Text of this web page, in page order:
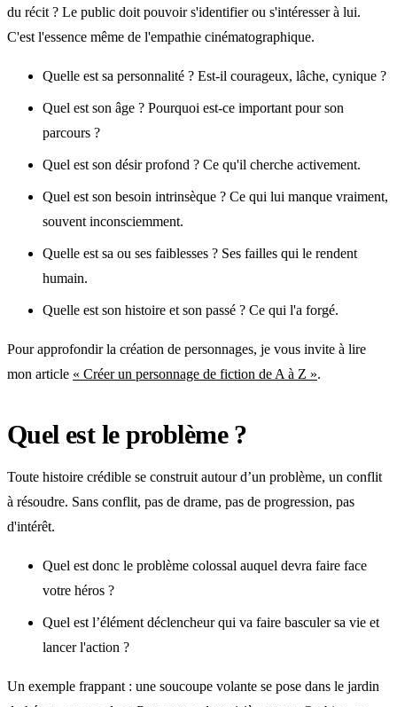
du récit ? Le public doit pouvoir s'identifier ou s'intéresser à lui.
C'est l'essence même de l'empathie cinématographique.
Quelle est sa personnalité ? Est-il courageux, lâche, cynique ?
Quel est son âge ? Pourquoi est-ce important pour son
parcours ?
Quel est son désir profond ? Ce qu'il cherche activement.
Quel est son besoin intrinsèque ? Ce qui lui manque vraiment,
souvent inconsciemment.
Quelle est sa ou ses faiblesses ? Ses failles qui le rendent
humain.
Quelle est son histoire et son passé ? Ce qui l'a forgé.
Pour approfondir la création de personnages, je vous invite à lire
mon article « Créer un personnage de fiction de A à Z ».
Quel est le problème ?
Toute histoire crédible se construit autour d’un problème, un conflit
à résoudre. Sans conflit, pas de drame, pas de progression, pas
d'intérêt.
Quel est donc le problème colossal auquel devra faire face
votre héros ?
Quel est l’élément déclencheur qui va faire basculer sa vie et
lancer l'action ?
Un exemple frappant : une soucoupe volante se pose dans le jardin